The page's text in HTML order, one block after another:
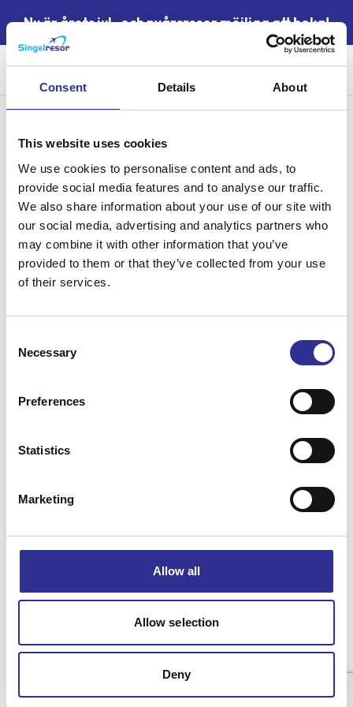
Consent Details About
This website uses cookies
We use cookies to personalise content and ads, to
provide social media features and to analyse our traffic.
We also share information about your use of our site with
our social media, advertising and analytics partners who
may combine it with other information that you’ve
provided to them or that they’ve collected from your use
of their services.
Selection
Necessary
Preferences
Statistics
Marketing
Allow all
Allow selection
Deny
Nu är årets jul- och nyårsresor möjliga att boka!
Sök
Samlingsnamn:
Skidresa i Storlien inkl.
liftkort
singelresenärer – oavsett civilstånd. Vi har funnits sedan 2004.
Inför din resa
Resevillkor
Cookiepolicy